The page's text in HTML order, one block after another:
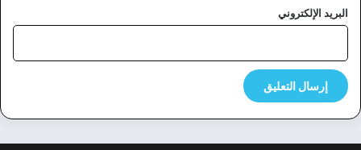
البريد الإلكتروني